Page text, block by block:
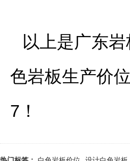
以上是广东
色岩板生产价
7！